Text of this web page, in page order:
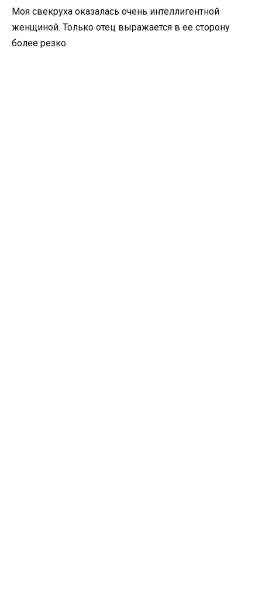
Моя свекруха оказалась очень интеллигентной
женщиной. Только отец выражается в ее сторону
более резко.